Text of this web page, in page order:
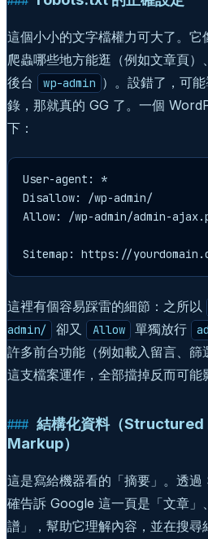
這個小小的文字檔權力可大了。
爬蟲哪些地方能逛（例如文章頁
後台
wp-admin ）。設錯了，可
錄，那就真的 GG 了。一個
下：
User-agent: *
Disallow: /wp-admin/
Allow: /wp-admin/admin-
Sitemap: https://
這裡有個容易踩雷的細節：之所以
admin/
卻又 Allow 單獨放行
許多前台功能（例如載入留言、
這支檔案運作，全部擋掉反而可能
結構化資料（
Markup）
這是寫給機器看的「摘要」。透
確告訴 Google 這一頁是「文章」
譜」，幫助它理解內容，並在搜